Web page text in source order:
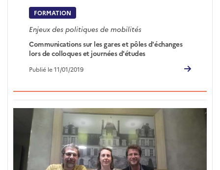
FORMATION
Enjeux des politiques de mobilités
Communications sur les gares et pôles d'échanges
lors de colloques et journées d'études
Publié le 11/01/2019